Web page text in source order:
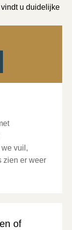
u duidelijke
vuil,
zien er weer
of